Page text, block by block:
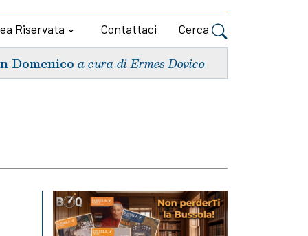
Riservata Contattaci Cerca
Domenico a cura di Ermes Dovico